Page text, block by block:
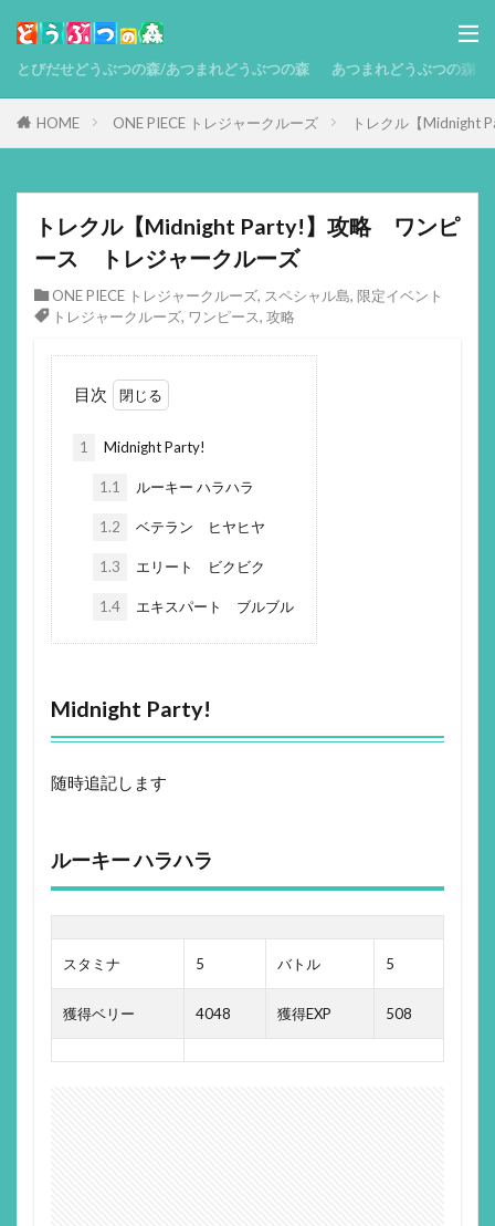
とびだせどうぶつの森/あつまれどうぶつの森 あつまれどうぶつの森
HOME ONE PIECE トレジャークルーズ トレクル【Midnight
トレクル【Midnight Party!】攻略 ワンピ
ース トレジャークルーズ
ONE PIECE トレジャークルーズ, スペシャル島, 限定イベント
トレジャークルーズ, ワンピース, 攻略
目次
1 Midnight Party!
1.1 ルーキー ハラハラ
1.2 ベテラン ヒヤヒヤ
1.3 エリート ビクビク
1.4 エキスパート ブルブル
Midnight Party!
随時追記します
ルーキー ハラハラ
スタミナ 5 バトル 5
獲得ベリー 4048 獲得EXP 508